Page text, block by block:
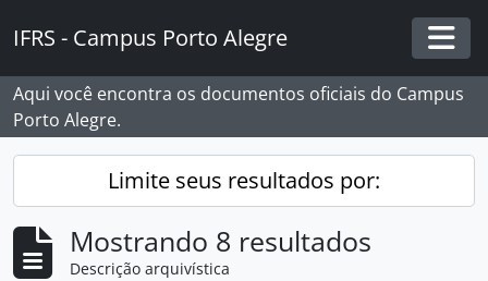
IFRS - Campus Porto Alegre
Aqui você encontra os documentos oficiais do Campus
Porto Alegre.
Limite seus resultados por:
Mostrando 8 resultados
Descrição arquivística